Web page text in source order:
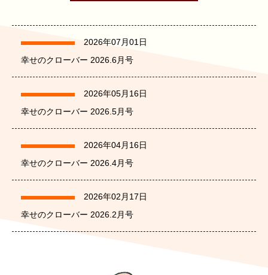
2026年07月01日
幸せのクローバー 2026.6月号
2026年05月16日
幸せのクローバー 2026.5月号
2026年04月16日
幸せのクローバー 2026.4月号
2026年02月17日
幸せのクローバー 2026.2月号